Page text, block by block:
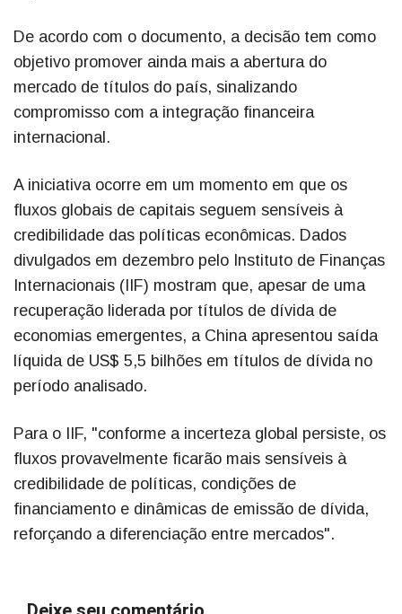
De acordo com o documento, a decisão tem como
objetivo promover ainda mais a abertura do
mercado de títulos do país, sinalizando
compromisso com a integração financeira
internacional.
A iniciativa ocorre em um momento em que os
fluxos globais de capitais seguem sensíveis à
credibilidade das políticas econômicas. Dados
divulgados em dezembro pelo Instituto de Finanças
Internacionais (IIF) mostram que, apesar de uma
recuperação liderada por títulos de dívida de
economias emergentes, a China apresentou saída
líquida de US$ 5,5 bilhões em títulos de dívida no
período analisado.
Para o IIF, "conforme a incerteza global persiste, os
fluxos provavelmente ficarão mais sensíveis à
credibilidade de políticas, condições de
financiamento e dinâmicas de emissão de dívida,
reforçando a diferenciação entre mercados".